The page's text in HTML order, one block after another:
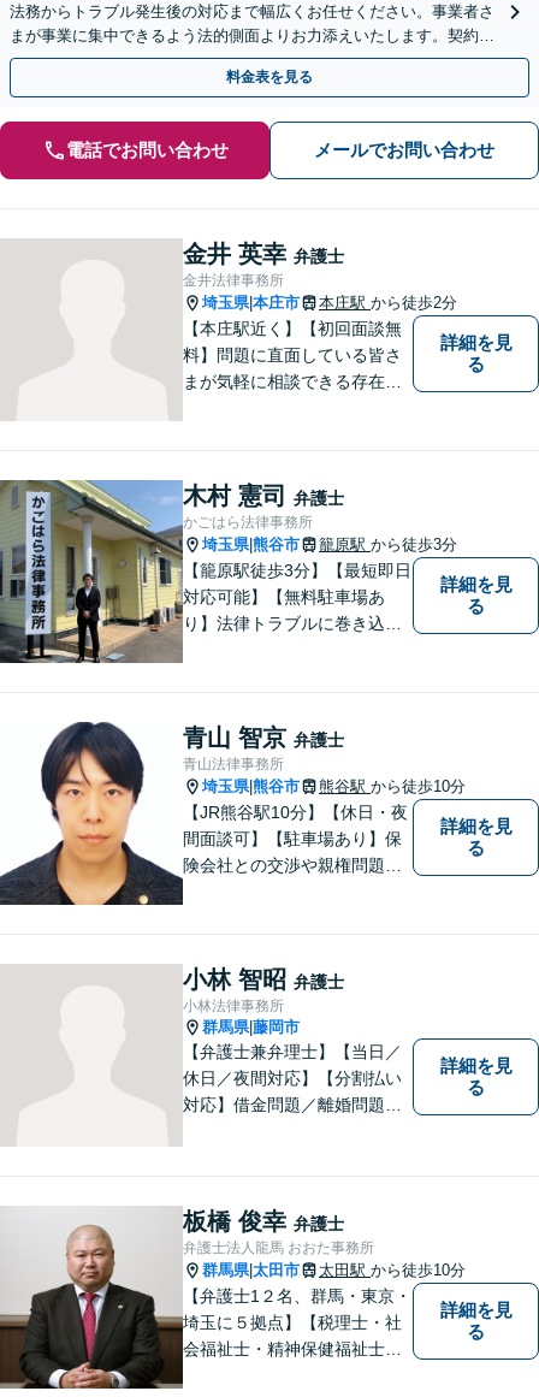
法務からトラブル発生後の対応まで幅広くお任せください。事業者さ
まが事業に集中できるよう法的側面よりお力添えいたします。契約書
作成、企業間トラブル、労使問題、不祥事対応など
料金表を見る
電話でお問い合わせ メールでお問い合わせ
金井 英幸 弁護士
金井法律事務所
埼玉県|本庄市 本庄駅 から徒歩2分
【本庄駅近く】【初回面談無
料】問題に直面している皆さ
まが気軽に相談できる存在に
／休日対応可能】公平・公正
な立場から、事件の見通しを
正確に伝えます。お気軽にご
相談ください。
詳細を見
る
木村 憲司 弁護士
かごはら法律事務所
埼玉県|熊谷市 籠原駅 から徒歩3分
【籠原駅徒歩3分】【最短即日
対応可能】【無料駐車場あ
り】法律トラブルに巻き込ま
解決の鍵です。お困りごとが
ございましたら、お気軽にご
相談ください。
詳細を見
る
青山 智京 弁護士
青山法律事務所
埼玉県|熊谷市 熊谷駅 から徒歩10分
【JR熊谷駅10分】【休日・夜
間面談可】【駐車場あり】保
険会社との交渉や親権問題、
が高い」と感じる方も、まず
はお気持ちをお聞かせくださ
い。
詳細を見
る
小林 智昭 弁護士
小林法律事務所
群馬県|藤岡市
【弁護士兼弁理士】【当日／
休日／夜間対応】【分割払い
対応】借金問題／離婚問題／
意匠登録など弁理士業務も、
幅広く対応。地域に根ざした
法律事務所／特許事務所を目
指しています。お気軽にご相
談ください。
詳細を見
る
板橋 俊幸 弁護士
弁護士法人龍馬 おおた事務所
群馬県|太田市 太田駅 から徒歩10分
【弁護士1２名、群馬・東京・
埼玉に５拠点】【税理士・社
会福祉士・精神保健福祉士が
詳細を見
る